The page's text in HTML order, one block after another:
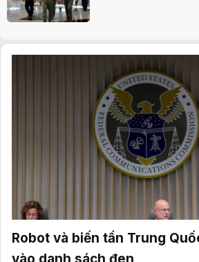
Robot và biến tần Trung
vào danh sách đen